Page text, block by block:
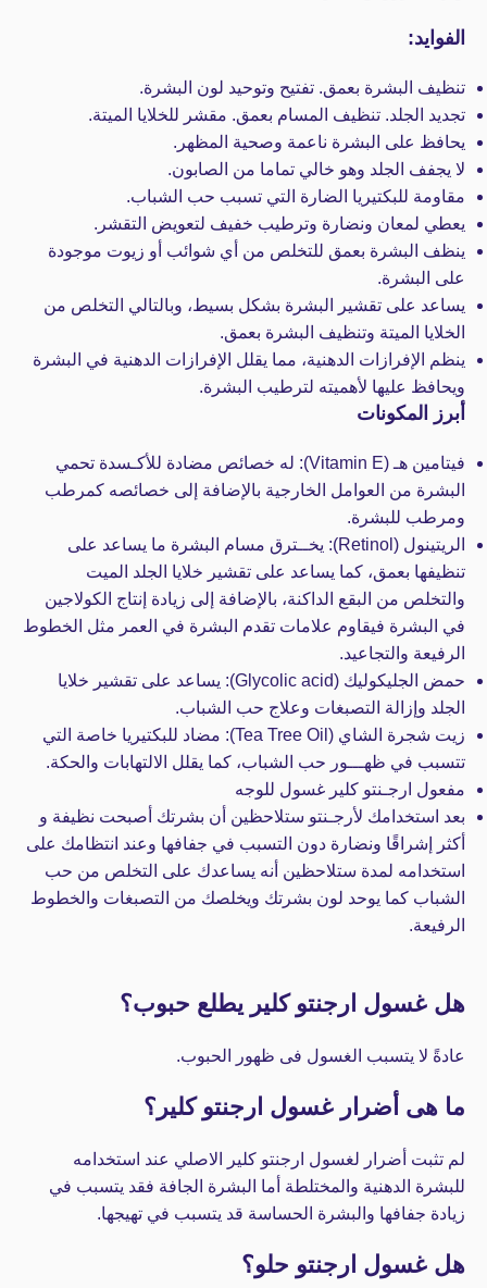
الفوايد:
تنظيف البشرة بعمق. تفتيح وتوحيد لون البشرة.
تجديد الجلد. تنظيف المسام بعمق. مقشر للخلايا الميتة.
يحافظ على البشرة ناعمة وصحية المظهر.
لا يجفف الجلد وهو خالي تماما من الصابون.
مقاومة للبكتيريا الضارة التي تسبب حب الشباب.
يعطي لمعان ونضارة وترطيب خفيف لتعويض التقشر.
ينظف البشرة بعمق للتخلص من أي شوائب أو زيوت موجودة
على البشرة.
يساعد على تقشير البشرة بشكل بسيط، وبالتالي التخلص من
الخلايا الميتة وتنظيف البشرة بعمق.
ينظم الإفرازات الدهنية، مما يقلل الإفرازات الدهنية في البشرة
ويحافظ عليها لأهميته لترطيب البشرة.
أبرز المكونات
فيتامين هـ (Vitamin E):
له خصائص مضادة للأكـسدة تحمي
البشرة من العوامل الخارجية بالإضافة إلى خصائصه كمرطب
ومرطب للبشرة.
الريتينول (Retinol):
يخــترق مسام البشرة ما يساعد على
تنظيفها بعمق، كما يساعد على تقشير خلايا الجلد الميت
والتخلص من البقع الداكنة، بالإضافة إلى زيادة إنتاج الكولاجين
في البشرة فيقاوم علامات تقدم البشرة في العمر مثل الخطوط
الرفيعة والتجاعيد.
حمض الجليكوليك (Glycolic acid):
يساعد على تقشير خلايا
الجلد وإزالة التصبغات وعلاج حب الشباب.
زيت شجرة الشاي (Tea Tree Oil):
مضاد للبكتيريا خاصة التي
تتسبب في ظهـــور حب الشباب، كما يقلل الالتهابات والحكة.
مفعول ارجـنتو كلير غسول للوجه
بعد استخدامك لأرجـنتو ستلاحظين أن بشرتك أصبحت نظيفة و
أكثر إشراقًا ونضارة دون التسبب في جفافها وعند انتظامك على
استخدامه لمدة ستلاحظين أنه يساعدك على التخلص من حب
الشباب كما يوحد لون بشرتك ويخلصك من التصبغات والخطوط
الرفيعة.
هل غسول ارجنتو كلير يطلع حبوب؟
عادةً لا يتسبب الغسول فى ظهور الحبوب.
ما هى أضرار غسول ارجنتو كلير؟
لم تثبت أضرار لغسول ارجنتو كلير الاصلي عند استخدامه
للبشرة الدهنية والمختلطة أما البشرة الجافة فقد يتسبب في
زيادة جفافها والبشرة الحساسة قد يتسبب في تهيجها.
هل غسول ارجنتو حلو؟